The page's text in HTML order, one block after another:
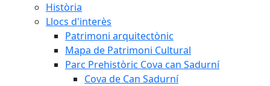
Història
Llocs d'interès
Patrimoni arquitectònic
Mapa de Patrimoni Cultural
Parc Prehistòric Cova can Sadurní
Cova de Can Sadurní